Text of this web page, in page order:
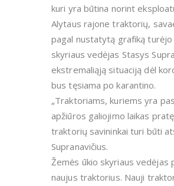
kuri yra būtina norint
Alytaus rajone traktorių,
pagal nustatytą grafiką turėjo
skyriaus vedėjas Stasys
ekstremaliąją situaciją dėl
bus tęsiama po karantino.
„Traktoriams, kuriems yra
apžiūros galiojimo laikas
traktorių savininkai turi būti
Supranavičius.
Žemės ūkio skyriaus vedėjas
naujus traktorius. Nauji